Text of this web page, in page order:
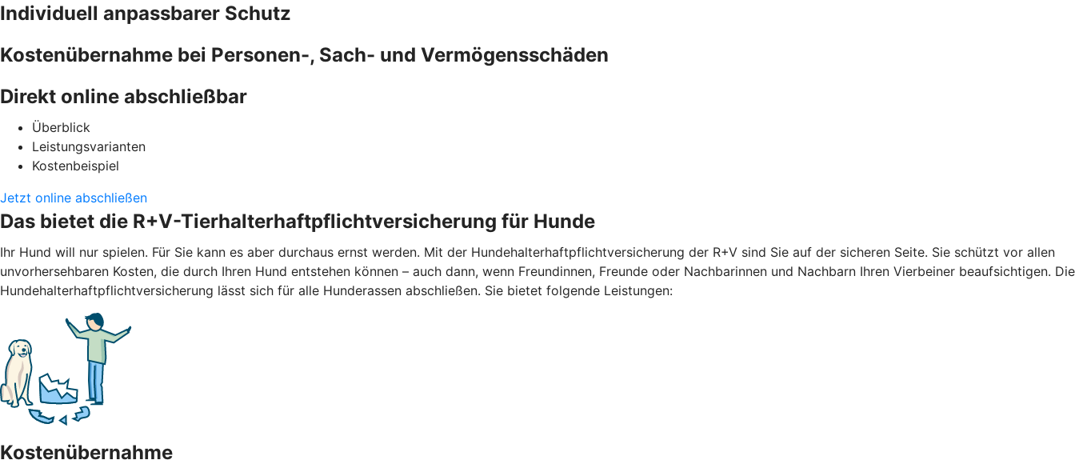
Individuell anpassbarer Schutz
Kostenübernahme bei Personen-, Sach- und Vermögensschäden
Direkt online abschließbar
Überblick
Leistungsvarianten
Kostenbeispiel
Jetzt online abschließen
Das bietet die R+V-Tierhalterhaftpflichtversicherung für Hunde
Ihr Hund will nur spielen. Für Sie kann es aber durchaus ernst werden. Mit der Hundehalterhaftpflichtversicherung der R+V sind Sie auf der sicheren Seite. Sie schützt vor allen
unvorhersehbaren Kosten, die durch Ihren Hund entstehen können – auch dann, wenn Freundinnen, Freunde oder Nachbarinnen und Nachbarn Ihren Vierbeiner beaufsichtigen. Die
Hundehalterhaftpflichtversicherung lässt sich für alle Hunderassen abschließen. Sie bietet folgende Leistungen:
Kostenübernahme